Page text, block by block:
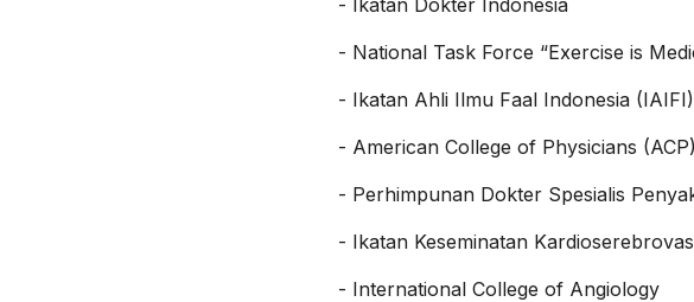
- Ikatan Dokter Indonesia
- National Task Force “Exercise is
- Ikatan Ahli Ilmu Faal Indonesia (IAIFI)
- American College of Physicians (ACP)
- Perhimpunan Dokter Spesialis
- Ikatan Keseminatan
- International College of Angiology